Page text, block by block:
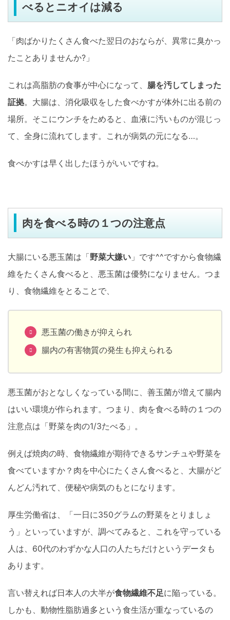
べるとニオイは減る
「肉ばかりたくさん食べた翌日のおならが、異常に臭かっ
たことありませんか?」
これは高脂肪の食事が中心になって、 腸を汚してしまった
証拠。大腸は、消化吸収をした食べかすが体外に出る前の
場所。そこにウンチをためると、血液に汚いものが混じっ
て、全身に流れてします。これが病気の元になる…。
食べかすは早く出したほうがいいですね。
肉を食べる時の１つの注意点
大腸にいる悪玉菌は「野菜大嫌い 」です^^ですから食物繊
維をたくさん食べると、悪玉菌は優勢になりません。つま
り、食物繊維をとることで、
悪玉菌の働きが抑えられ
腸内の有害物質の発生も抑えられる
悪玉菌がおとなしくなっている間に、善玉菌が増えて腸内
はいい環境が作られます。つまり、肉を食べる時の１つの
注意点は「野菜を肉の1/3たべる」。
例えば焼肉の時、食物繊維が期待できるサンチュや野菜を
食べていますか？肉を中心にたくさん食べると、大腸がど
んどん汚れて、便秘や病気のもとになります。
厚生労働省は、「一日に350グラムの野菜をとりましょ
う」といっていますが、調べてみると、これを守っている
人は、60代のわずかな人口の人たちだけというデータも
あります。
言い替えれば日本人の大半が食物繊維不足に陥っている。
しかも、動物性脂肪過多という食生活が重なっているの